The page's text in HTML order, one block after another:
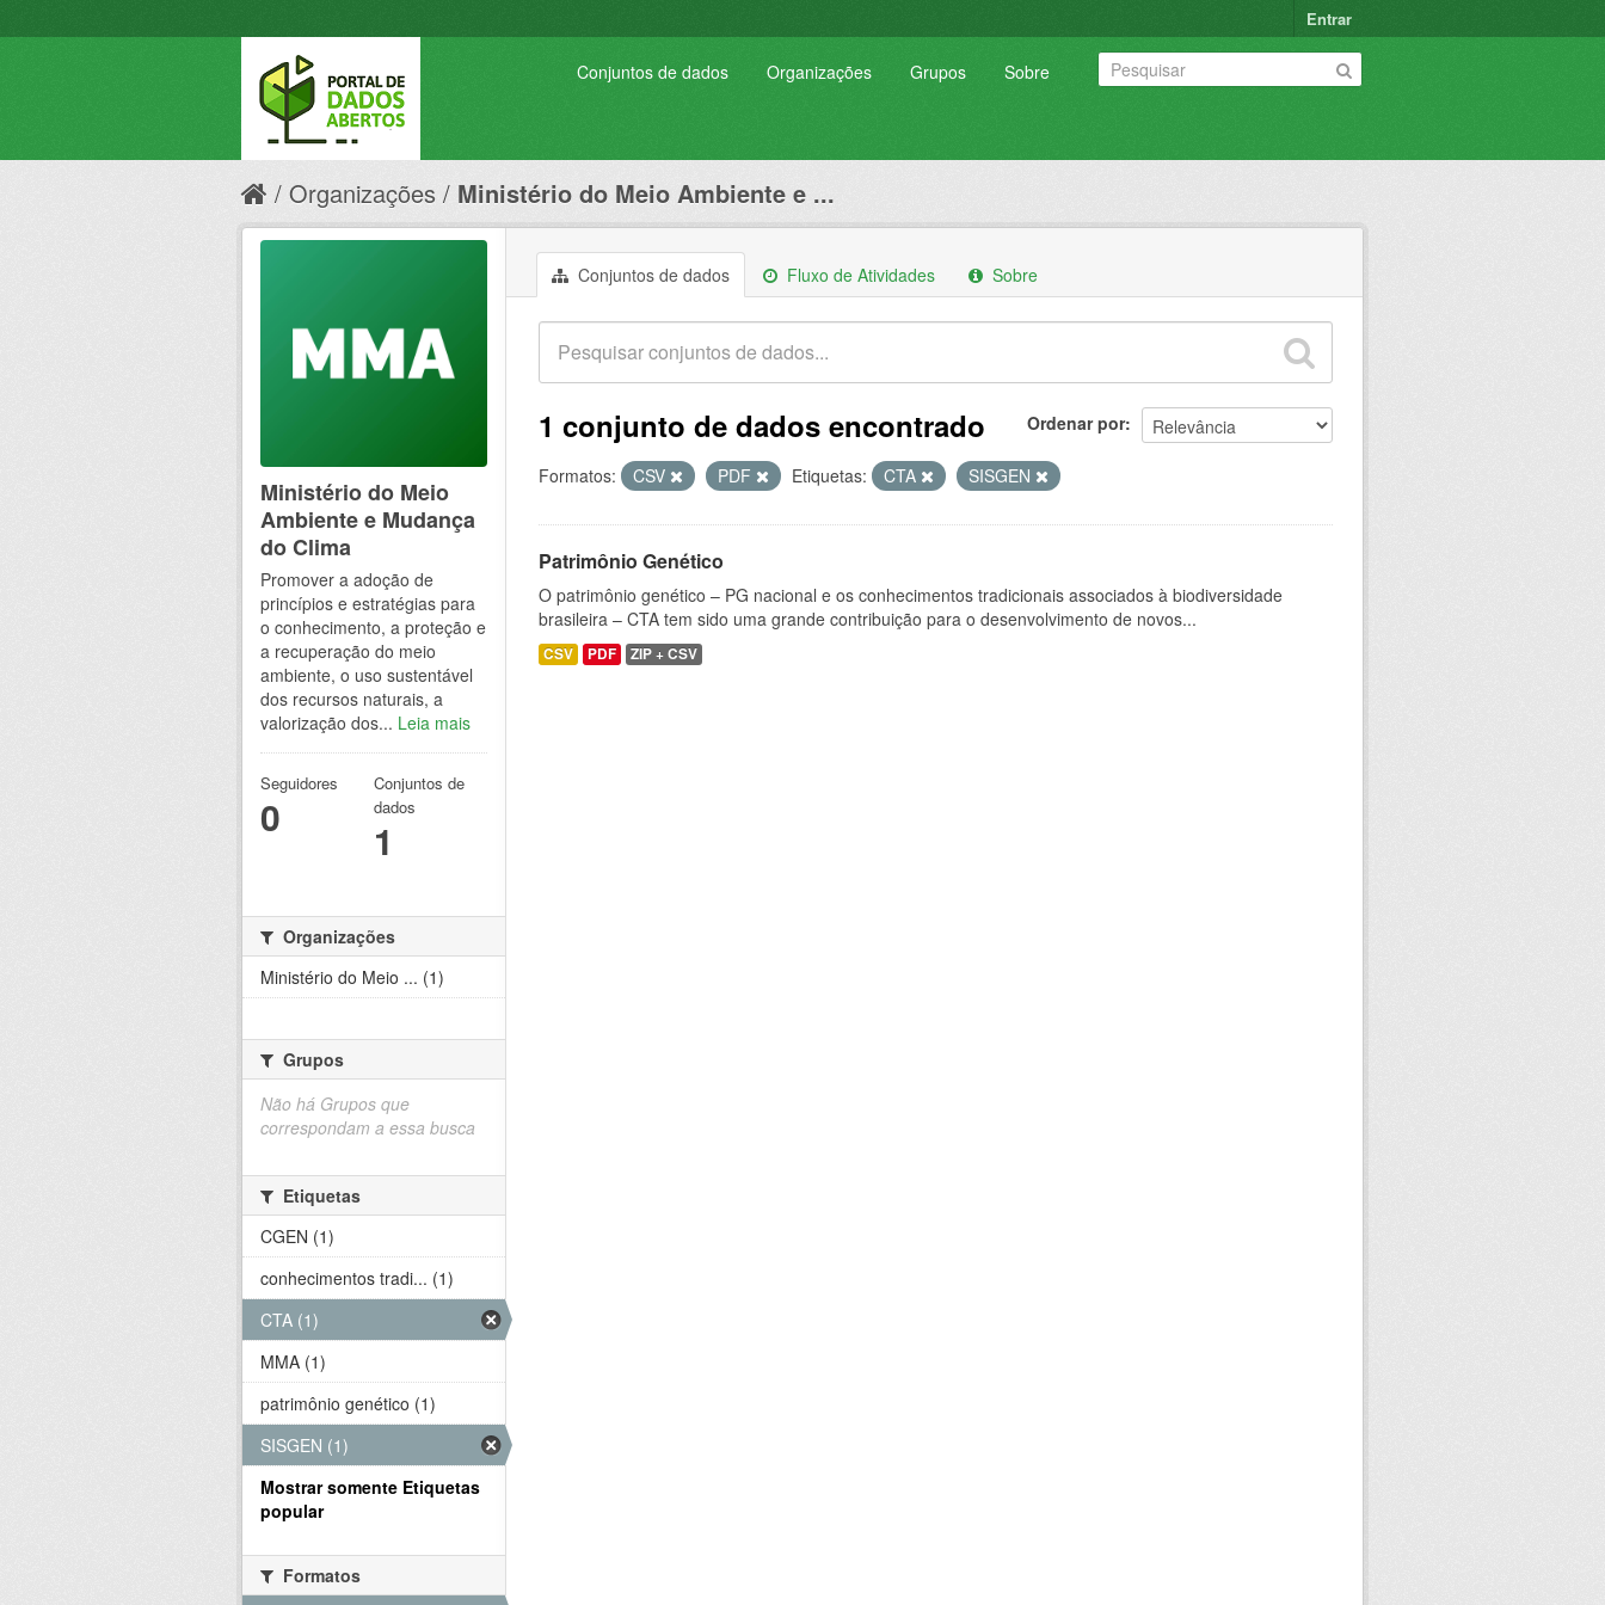
Entrar
Conjuntos de dados Organizações Grupos Sobre
Organizações Ministério do Meio Ambiente e ...
Conjuntos de dados Fluxo de Atividades Sobre
Ordenar por
1 conjunto de dados encontrado
Formatos: CSV PDF Etiquetas: CTA SISGEN
Patrimônio Genético
O patrimônio genético – PG nacional e os conhecimentos tradicionais associados à biodiversidade
brasileira – CTA tem sido uma grande contribuição para o desenvolvimento de novos...
CSV PDF ZIP + CSV
Ministério do Meio
Ambiente e Mudança
do Clima
Promover a adoção de
princípios e estratégias para
o conhecimento, a proteção e
a recuperação do meio
ambiente, o uso sustentável
dos recursos naturais, a
valorização dos... Leia mais
Seguidores
0
Conjuntos de
dados
1
Organizações
Ministério do Meio ... (1)
Grupos
Não há Grupos que
correspondam a essa busca
Etiquetas
CGEN (1)
conhecimentos tradi... (1)
CTA (1)
MMA (1)
patrimônio genético (1)
SISGEN (1)
Mostrar somente Etiquetas
popular
Formatos